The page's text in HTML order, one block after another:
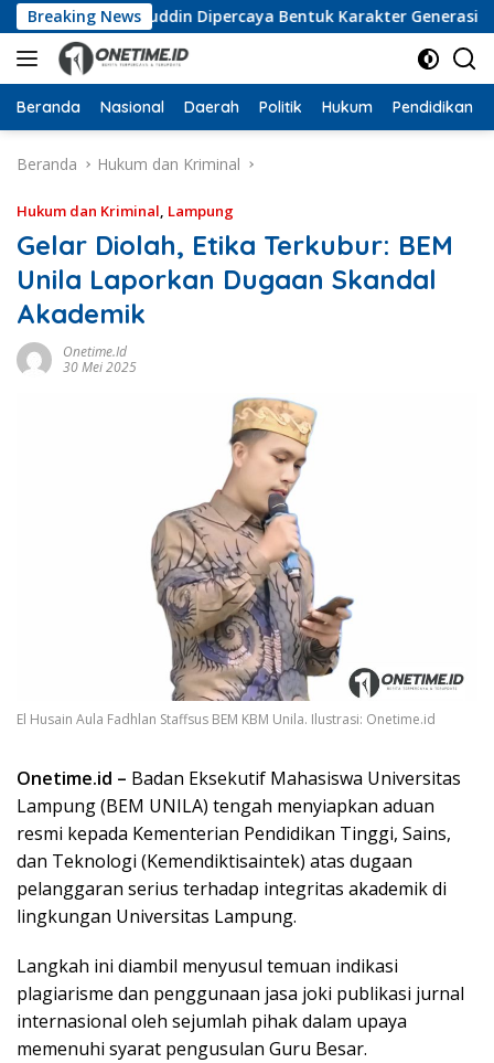
Langsung
ke
konten
Breaking News
Jamaluddin Dipercaya Bentuk Karakter Generasi Muda
Beranda Nasional Daerah Politik Hukum Pendidikan
Beranda Hukum dan Kriminal
Hukum dan Kriminal, Lampung
Gelar Diolah, Etika Terkubur: BEM
Unila Laporkan Dugaan Skandal
Akademik
Onetime.id
30 Mei 2025
El Husain Aula Fadhlan Staffsus BEM KBM Unila. Ilustrasi: Onetime.id
Onetime.id – Badan Eksekutif Mahasiswa Universitas
Lampung (BEM UNILA) tengah menyiapkan aduan
resmi kepada Kementerian Pendidikan Tinggi, Sains,
dan Teknologi (Kemendiktisaintek) atas dugaan
pelanggaran serius terhadap integritas akademik di
lingkungan Universitas Lampung.
Langkah ini diambil menyusul temuan indikasi
plagiarisme dan penggunaan jasa joki publikasi jurnal
internasional oleh sejumlah pihak dalam upaya
memenuhi syarat pengusulan Guru Besar.